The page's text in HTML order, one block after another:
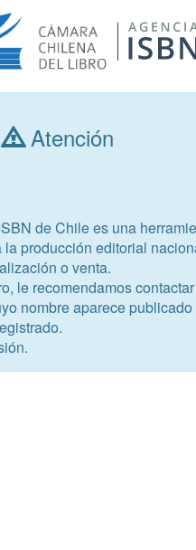
libros
Atención
de Chile es una
producción editorial
o venta.
le recomendamos
nombre aparece